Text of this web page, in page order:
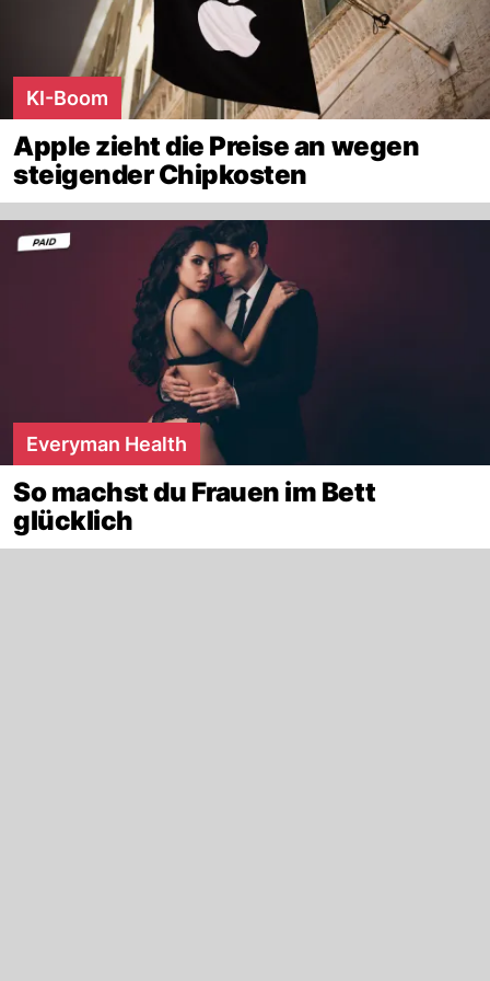
KI-Boom
Apple zieht die Preise an wegen
steigender Chipkosten
Everyman Health
So machst du Frauen im Bett
glücklich